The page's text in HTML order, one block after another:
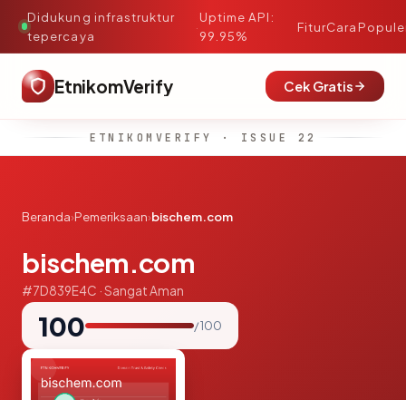
Didukung infrastruktur
tepercaya
·
Uptime API:
99.95%
FiturCara
EtnikomVerify Cek Gratis
ETNIKOMVERIFY · ISSUE 22
Beranda›Pemeriksaan›bischem.com
bischem.com
#7D839E4C · Sangat Aman
100 / 100